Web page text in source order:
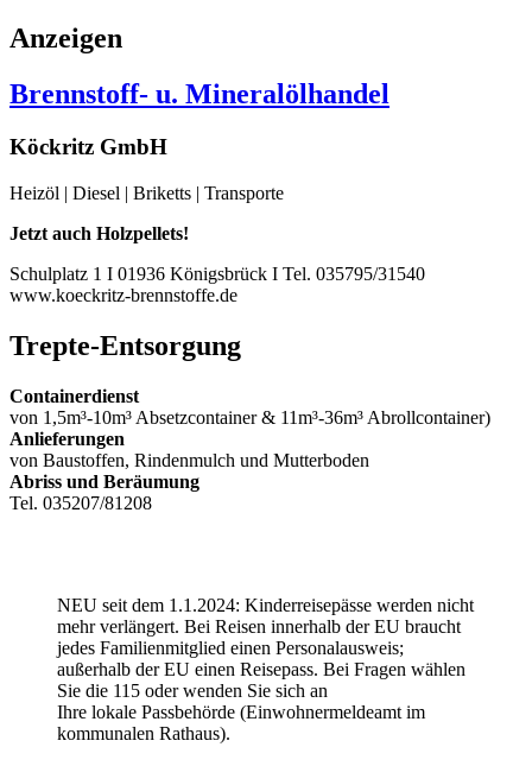
Anzeigen
Brennstoff- u. Mineralölhandel
Köckritz GmbH
Heizöl | Diesel | Briketts | Transporte
Jetzt auch Holzpellets!
Schulplatz 1 I 01936 Königsbrück I Tel. 035795/31540
www.koeckritz-brennstoffe.de
Trepte-Entsorgung
Containerdienst
von 1,5m³-10m³ Absetzcontainer & 11m³-36m³ Abrollcontainer)
Anlieferungen
von Baustoffen, Rindenmulch und Mutterboden
Abriss und Beräumung
Tel. 035207/81208
NEU seit dem 1.1.2024: Kinderreisepässe werden nicht
mehr verlängert. Bei Reisen innerhalb der EU braucht
jedes Familienmitglied einen Personalausweis;
außerhalb der EU einen Reisepass. Bei Fragen wählen
Sie die 115 oder wenden Sie sich an
Ihre lokale Passbehörde (Einwohnermeldeamt im
kommunalen Rathaus).